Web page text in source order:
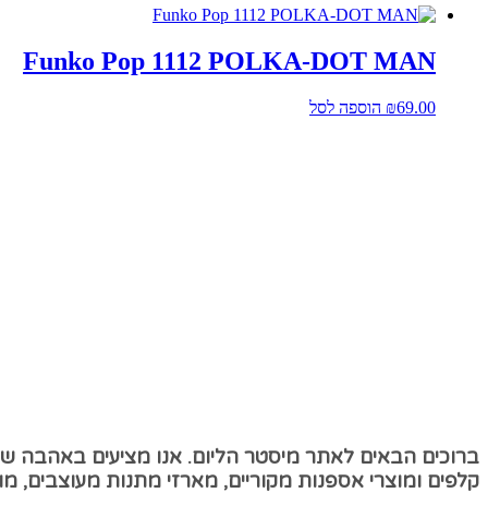
Funko Pop 1112 POLKA-DOT MAN
₪69.00 הוספה לסל
ברוכים הבאים לאתר מיסטר הליום. אנו מציעים באהבה
קלפים ומוצרי אספנות מקוריים, מארזי מתנות מעוצבים,